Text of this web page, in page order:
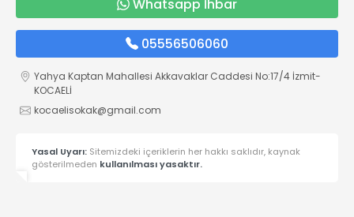
Whatsapp İhbar
05556506060
Yahya Kaptan Mahallesi Akkavaklar Caddesi No:17/4 İzmit-
KOCAELİ
kocaelisokak@gmail.com
Yasal Uyarı: Sitemizdeki içeriklerin her hakkı saklıdır, kaynak
gösterilmeden kullanılması yasaktır.